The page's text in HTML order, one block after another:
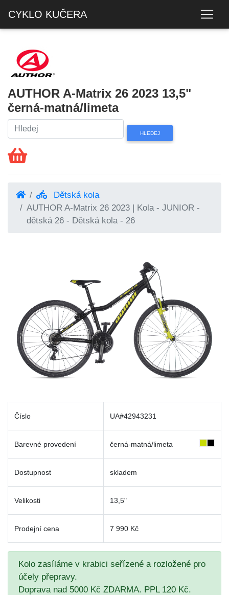
CYKLO KUČERA
AUTHOR A-Matrix 26 2023 13,5"
černá-matná/limeta
Dětská kola
AUTHOR A-Matrix 26 2023 | Kola - JUNIOR -
dětská 26 - Dětská kola - 26
Číslo UA#42943231
Barevné provedení černá-matná/limeta
Dostupnost skladem
Velikosti 13,5"
Prodejní cena 7 990 Kč
Kolo zasíláme v krabici seřízené a rozložené pro
účely přepravy.
Doprava nad 5000 Kč ZDARMA. PPL 120 Kč.